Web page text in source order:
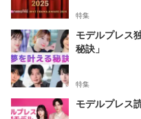
特集
モデルプレス
秘訣」
特集
モデルプレス